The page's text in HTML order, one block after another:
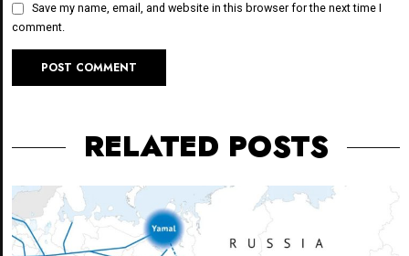
Save my name, email, and website in this browser for the next time I
comment.
RELATED POSTS